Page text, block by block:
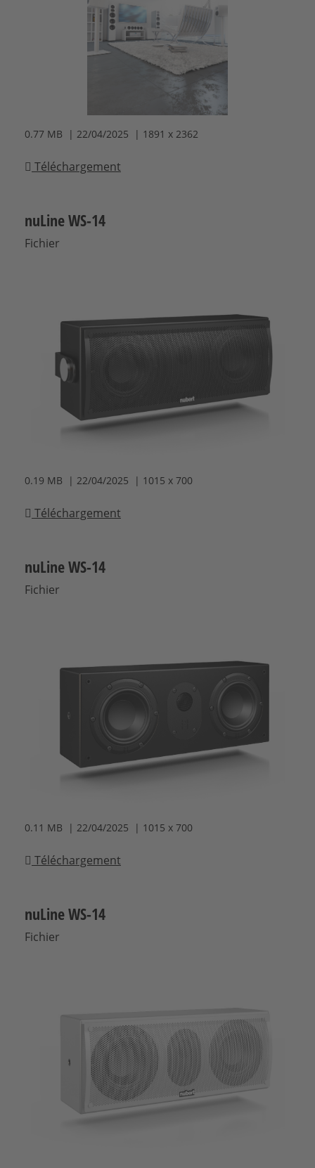
0.77 MB | 22/04/2025 | 1891 x 2362
Téléchargement
nuLine WS-14
Fichier
0.19 MB | 22/04/2025 | 1015 x 700
Téléchargement
nuLine WS-14
Fichier
0.11 MB | 22/04/2025 | 1015 x 700
Téléchargement
nuLine WS-14
Fichier